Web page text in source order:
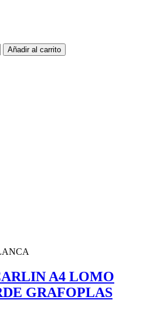
Añadir al carrito
A4 LOMO
GRAFOPLAS